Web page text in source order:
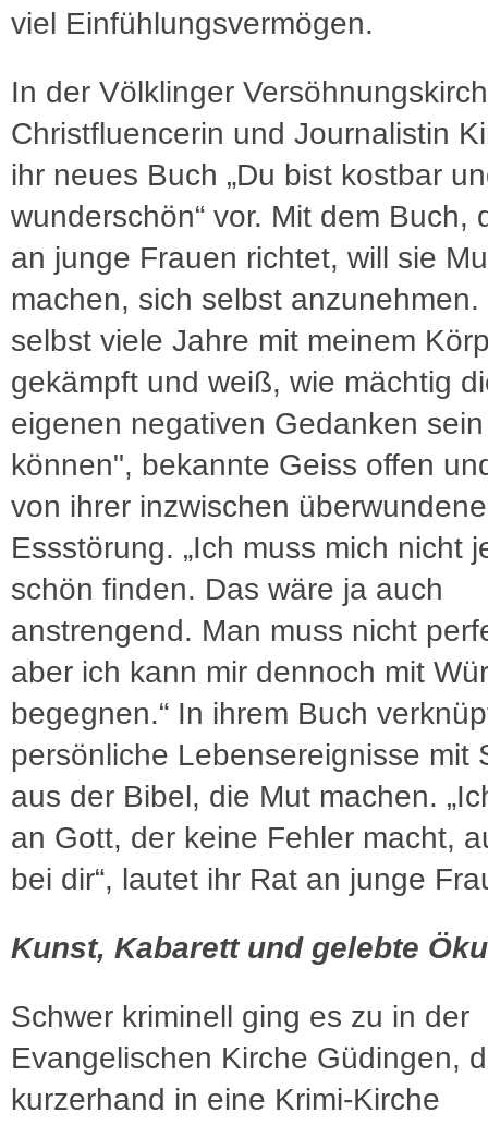
viel Einfühlungsvermögen.
In der Völklinger
Christfluencerin und Journalistin
ihr neues Buch „Du bist kostbar
wunderschön“ vor. Mit dem Buch,
an junge Frauen richtet, will sie
machen, sich selbst anzunehmen.
selbst viele Jahre mit meinem
gekämpft und weiß, wie mächtig
eigenen negativen Gedanken sein
können", bekannte Geiss offen
von ihrer inzwischen
Essstörung. „Ich muss mich nicht
schön finden. Das wäre ja auch
anstrengend. Man muss nicht
aber ich kann mir dennoch mit
begegnen.“ In ihrem Buch
persönliche Lebensereignisse mit
aus der Bibel, die Mut machen.
an Gott, der keine Fehler macht,
bei dir“, lautet ihr Rat an junge
Kunst, Kabarett und gelebte
Schwer kriminell ging es zu in der
Evangelischen Kirche Güdingen,
kurzerhand in eine Krimi-Kirche